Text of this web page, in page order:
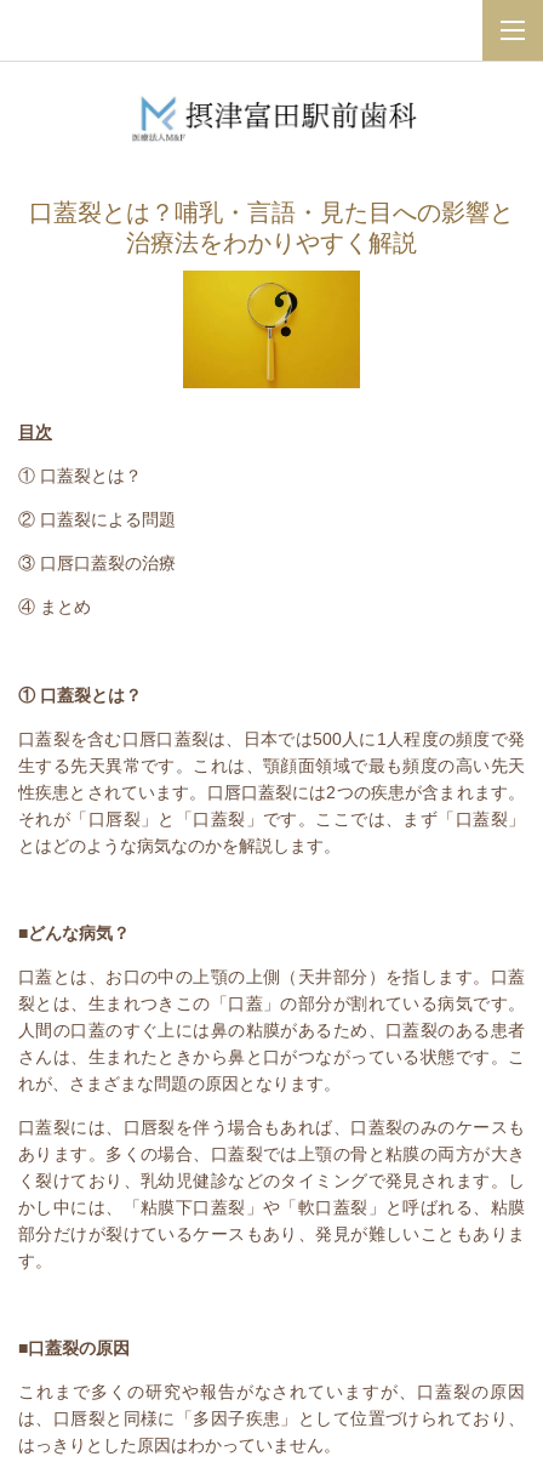
口蓋裂とは？哺乳・言語・見た目への影響と
治療法をわかりやすく解説
目次
① 口蓋裂とは？
② 口蓋裂による問題
③ 口唇口蓋裂の治療
④ まとめ
① 口蓋裂とは？
口蓋裂を含む口唇口蓋裂は、日本では500人に 1 人程度の頻度で発
生する先天異常です。これは、顎顔面領域で最も頻度の高い先天
性疾患とされています。口唇口蓋裂には2つの疾患が含まれます。
それが「口唇裂」と「口蓋裂」です。ここでは、まず「口蓋裂」
とはどのような病気なのかを解説します。
■どんな病気？
口蓋とは、お口の中の上顎の上側（天井部分）を指します。口蓋
裂とは、生まれつきこの「口蓋」の部分が割れている病気です。
人間の口蓋のすぐ上には鼻の粘膜があるため、口蓋裂のある患者
さんは、生まれたときから鼻と口がつながっている状態です。こ
れが、さまざまな問題の原因となります。
口蓋裂には、口唇裂を伴う場合もあれば、口蓋裂のみのケースも
あります。多くの場合、口蓋裂では上顎の骨と粘膜の両方が大き
く裂けており、乳幼児健診などのタイミングで発見されます。し
かし中には、「粘膜下口蓋裂」や「軟口蓋裂」と呼ばれる、粘膜
部分だけが裂けているケースもあり、発見が難しいこともありま
す。
■口蓋裂の原因
これまで多くの研究や報告がなされていますが、口蓋裂の原因
は、口唇裂と同様に「多因子疾患」として位置づけられており、
はっきりとした原因はわかっていません。